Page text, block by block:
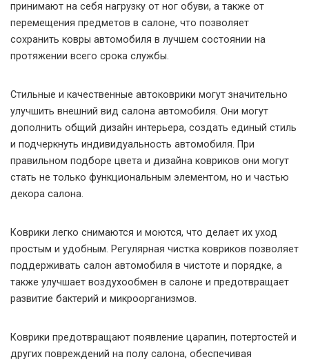
принимают на себя нагрузку от ног обуви, а также от
перемещения предметов в салоне, что позволяет
сохранить ковры автомобиля в лучшем состоянии на
протяжении всего срока службы.
Стильные и качественные автоковрики могут значительно
улучшить внешний вид салона автомобиля. Они могут
дополнить общий дизайн интерьера, создать единый стиль
и подчеркнуть индивидуальность автомобиля. При
правильном подборе цвета и дизайна ковриков они могут
стать не только функциональным элементом, но и частью
декора салона.
Коврики легко снимаются и моются, что делает их уход
простым и удобным. Регулярная чистка ковриков позволяет
поддерживать салон автомобиля в чистоте и порядке, а
также улучшает воздухообмен в салоне и предотвращает
развитие бактерий и микроорганизмов.
Коврики предотвращают появление царапин, потертостей и
других повреждений на полу салона, обеспечивая